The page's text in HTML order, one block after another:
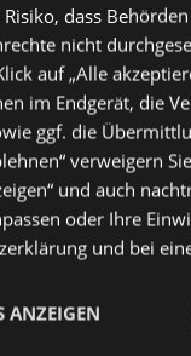
Risiko, dass
nicht
auf „Alle
im Endgerät, die
ggf. die
verweigern
und auch
oder Ihre
und bei
ANZEIGEN